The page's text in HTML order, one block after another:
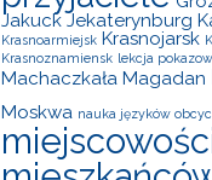
Jakuck Jekaterynburg
Krasnoarmiejsk Krasnojarsk
Krasnoznamiensk lekcja
Machaczkała Magadan
Moskwa nauka języków